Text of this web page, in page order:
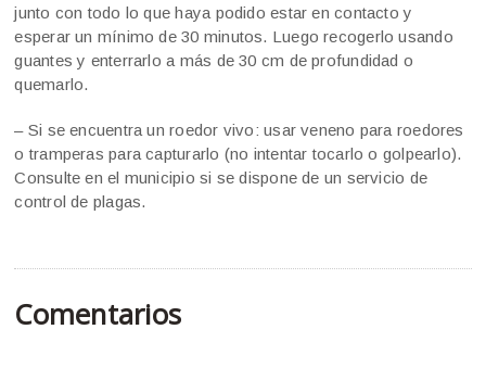
junto con todo lo que haya podido estar en contacto y
esperar un mínimo de 30 minutos. Luego recogerlo usando
guantes y enterrarlo a más de 30 cm de profundidad o
quemarlo.
– Si se encuentra un roedor vivo: usar veneno para roedores
o tramperas para capturarlo (no intentar tocarlo o golpearlo).
Consulte en el municipio si se dispone de un servicio de
control de plagas.
Comentarios